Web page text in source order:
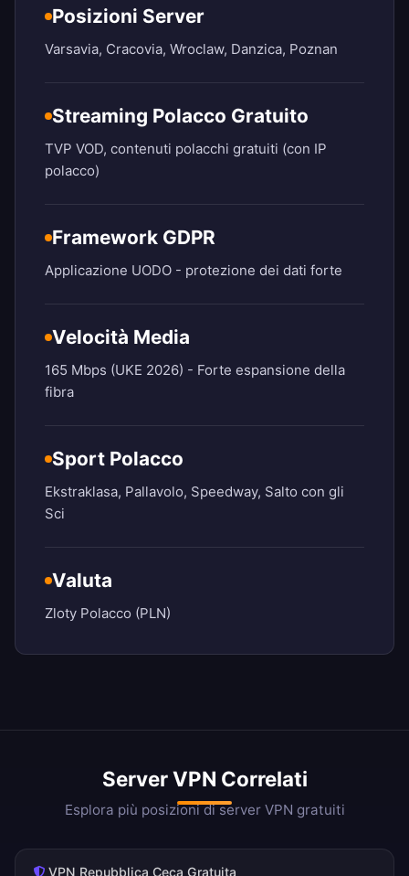
Posizioni Server
Varsavia, Cracovia, Wroclaw, Danzica, Poznan
Streaming Polacco Gratuito
TVP VOD, contenuti polacchi gratuiti (con IP
polacco)
Framework GDPR
Applicazione UODO - protezione dei dati forte
Velocità Media
165 Mbps (UKE 2026) - Forte espansione della
fibra
Sport Polacco
Ekstraklasa, Pallavolo, Speedway, Salto con gli
Sci
Valuta
Zloty Polacco (PLN)
Server VPN Correlati
Esplora più posizioni di server VPN gratuiti
VPN Repubblica Ceca Gratuita